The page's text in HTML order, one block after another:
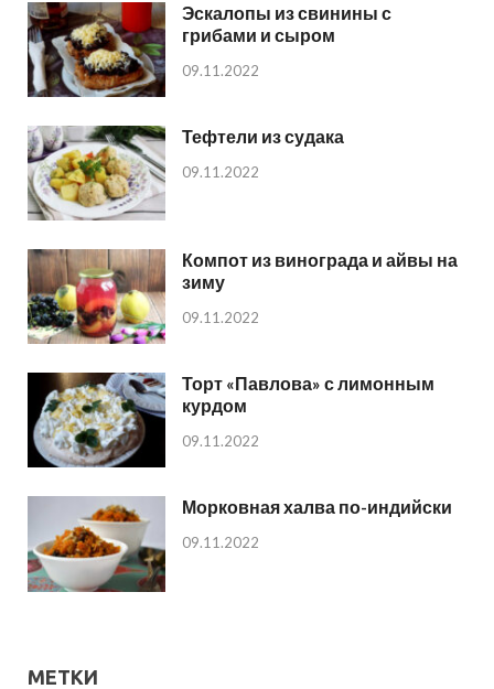
Эскалопы из свинины с
грибами и сыром
09.11.2022
Тефтели из судака
09.11.2022
Компот из винограда и айвы на
зиму
09.11.2022
Торт «Павлова» с лимонным
курдом
09.11.2022
Морковная халва по-индийски
09.11.2022
МЕТКИ